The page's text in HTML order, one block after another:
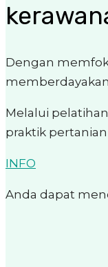
Dengan
Melalui
praktik
INFO
Anda dapat